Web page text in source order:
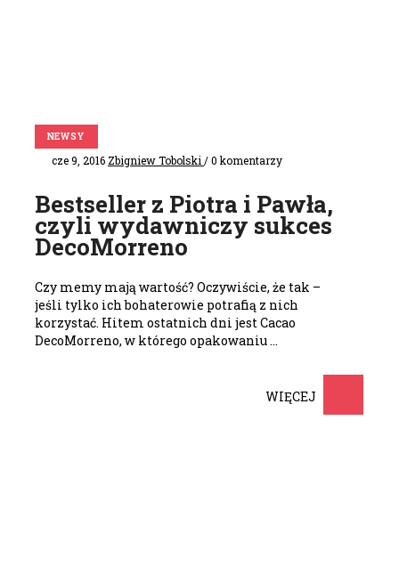
NEWSY
cze 9, 2016 Zbigniew Tobolski / 0 komentarzy
Bestseller z Piotra i Pawła,
czyli wydawniczy sukces
DecoMorreno
Czy memy mają wartość? Oczywiście, że tak –
jeśli tylko ich bohaterowie potrafią z nich
korzystać. Hitem ostatnich dni jest Cacao
DecoMorreno, w którego opakowaniu …
WIĘCEJ